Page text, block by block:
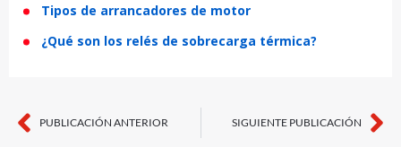
Tipos de arrancadores de motor
¿Qué son los relés de sobrecarga térmica?
Hormiga
PUBLICACIÓN ANTERIOR SIGUIENTE PUBLICACIÓN